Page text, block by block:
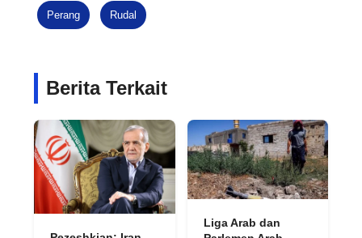
Perang Rudal
Berita Terkait
Liga Arab dan